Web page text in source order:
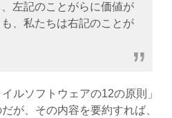
左記のことがらに価値が
、私たちは右記のことが
ルソフトウェアの12の原則」
が、その内容を要約すれば、